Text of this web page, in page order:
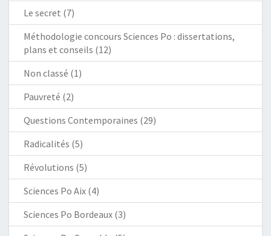
Le secret (7)
Méthodologie concours Sciences Po : dissertations,
plans et conseils (12)
Non classé (1)
Pauvreté (2)
Questions Contemporaines (29)
Radicalités (5)
Révolutions (5)
Sciences Po Aix (4)
Sciences Po Bordeaux (3)